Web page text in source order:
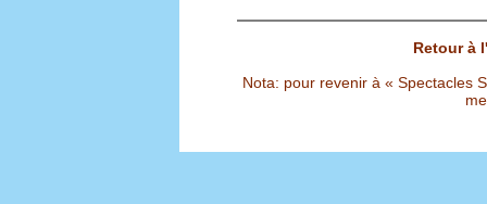
Retour à
Nota: pour revenir à « Spectacles